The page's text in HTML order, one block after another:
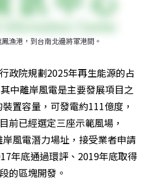
漁港，到台南北邊將軍港間。
政院規劃2025年再生能源的占
中離岸風電是主要發展項目之
置容量，可發電約111億度，
前已經選定三座示範風場，
風電潛力場址，接受業者申請
年底通過環評、2019年底取得
的區塊開發。